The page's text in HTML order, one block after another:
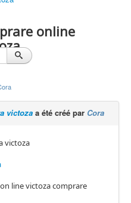
online
victoza a été créé par Cora
victoza
line victoza comprare